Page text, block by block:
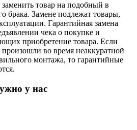
товар на подобный в
брака. Замене подлежат товары,
Гарантийная замена
чека о покупке и
приобретение товара. Если
во время неаккуратной
монтажа, то гарантийные
у нас